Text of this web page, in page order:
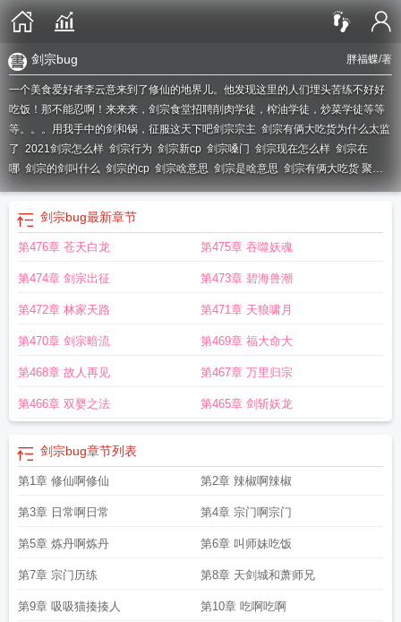
胖福蝶/著
剑宗bug
一个美食爱好者李云意来到了修仙的地界儿。他发现这里的人们埋头苦练不好好
吃饭！那不能忍啊！来来来，剑宗食堂招聘削肉学徒，榨油学徒，炒菜学徒等等
等。。。用我手中的剑和锅，征服这天下吧剑宗宗主 剑宗有俩大吃货为什么太监
了 2021剑宗怎么样 剑宗行为 剑宗新cp 剑宗嗓门 剑宗现在怎么样 剑宗在
哪 剑宗的剑叫什么 剑宗的cp 剑宗啥意思 剑宗是啥意思 剑宗有俩大吃货 聚合
中文网剑宗cp剑宗是34仔吗剑宗有哪些风剑宗宗主剑宗人物剑宗人物介
剑宗视频 剑宗 作者 剑宗有俩大吃货 胖福蝶
剑宗bug最新章节
第476章 苍天白龙 第475章 吞噬妖魂
第474章 剑宗出征 第473章 碧海兽潮
第472章 林家天路 第471章 天狼啸月
第470章 剑宗暗流 第469章 福大命大
第468章 故人再见 第467章 万里归宗
第466章 双婴之法 第465章 剑斩妖龙
剑宗bug章节列表
第1章 修仙啊修仙 第2章 辣椒啊辣椒
第3章 日常啊日常 第4章 宗门啊宗门
第5章 炼丹啊炼丹 第6章 叫师妹吃饭
第7章 宗门历练 第8章 天剑城和萧师兄
第9章 吸吸猫揍揍人 第10章 吃啊吃啊